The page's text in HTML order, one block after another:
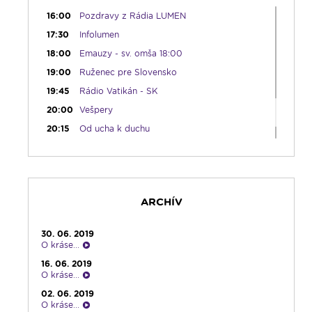
16:00
Pozdravy z Rádia LUMEN
17:30
Infolumen
18:00
Emauzy - sv. omša 18:00
19:00
Ruženec pre Slovensko
19:45
Rádio Vatikán - SK
20:00
Vešpery
20:15
Od ucha k duchu
ARCHÍV
30. 06. 2019
O kráse...
16. 06. 2019
O kráse...
02. 06. 2019
O kráse...